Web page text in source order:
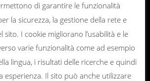
di garantire le funzionalità
la sicurezza, la gestione della rete e
sito. I cookie migliorano l’usabilità e le
varie funzionalità come ad esempio
lingua, i risultati delle ricerche e quindi
esperienza. Il sito può anche utilizzare